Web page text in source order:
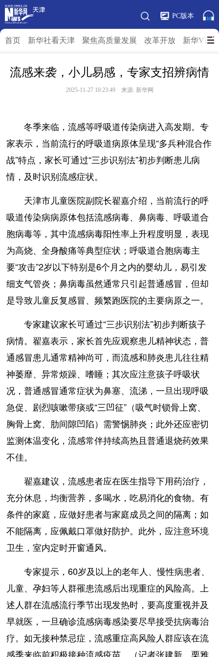
PC版本
首页 新华社看天津 聚焦高质量发展 改革开放 新华V访
流感来袭，小儿易感，专家支招辨病情
2025-11-27 10:23:49 来源: 新华网
冬季来临，流感等呼吸道传染病进入高发期。专
家表示，当前流行的呼吸道病原体呈现“多兵种混合作
战”特点，家长可通过“三步识别法”初步判断患儿病
情，及时识别流感症状。
天津市儿童医院副院长翟嘉介绍，当前流行的呼
吸道传染病病原体包括流感病毒、鼻病毒、呼吸道合
胞病毒等，其中流感病毒阳性率上升程度明显，表现
为高烧、全身酸痛等典型症状；呼吸道合胞病毒主
要“攻击”2岁以下特别是6个月之内的婴幼儿，易引发
细支气管炎；鼻病毒虽然通常只引起普通感冒，但却
是导致儿童反复感冒、频繁跑医院的主要病原之一。
专家建议家长可通过“三步识别法”初步判断孩子
病情。翟嘉表示，家长首先应观察患儿精神状态，普
通感冒患儿通常精神尚可，而流感和肺炎患儿往往精
神萎靡、异常烦躁、嗜睡；其次应注意孩子呼吸状
况，普通感冒通常症状为鼻塞、流涕，一旦出现呼吸
急促、剧烈咳嗽带痰或“三凹征”（吸气时锁骨上窝、
胸骨上窝、肋间隙凹陷）需警惕肺炎；此外还应密切
监测体温变化，流感常伴持续高热且普通退烧药效果
不佳。
翟嘉建议，流感患者应在医生指导下用药治疗，
充分休息，均衡营养，多喝水，吃易消化的食物。有
条件的家庭，应做好患者与家庭成员之间的隔离；如
不能隔离，应佩戴口罩做好防护。此外，应注意环境
卫生，室内定时开窗通风。
专家提示，60岁及以上的老年人、慢性病患者、
儿童、孕妇等人群罹患流感后出现重症的风险高。上
述人群在流感流行季节出现发热时，要高度重视并及
早就医，一旦确诊流感病毒感染要尽早接受抗病毒治
疗。如无接种禁忌症，流感重症高风险人群应该在流
感季来临前积极接种流感疫苗。（记者张建新、栗雅